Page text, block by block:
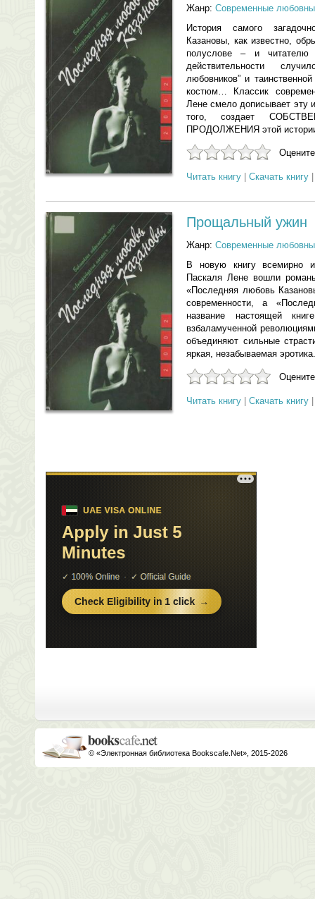
Жанр: Современные
История самого
Казановы, как известно,
полуслове – и
действительности
любовников” и
костюм… Классик
Лене смело дописывает эту
того, создает
ПРОДОЛЖЕНИЯ этой
Читать книгу Скачать книгу
Прощальный ужин
Жанр: Современные
В новую книгу всемирно
Паскаля Лене вошли
«Последняя любовь
современности, а
название настоящей
взбаламученной
объединяют сильные
яркая, незабываемая эротика.
Читать книгу Скачать книгу
© «Электронная библиотека Bookscafe.Net», 2015-2026